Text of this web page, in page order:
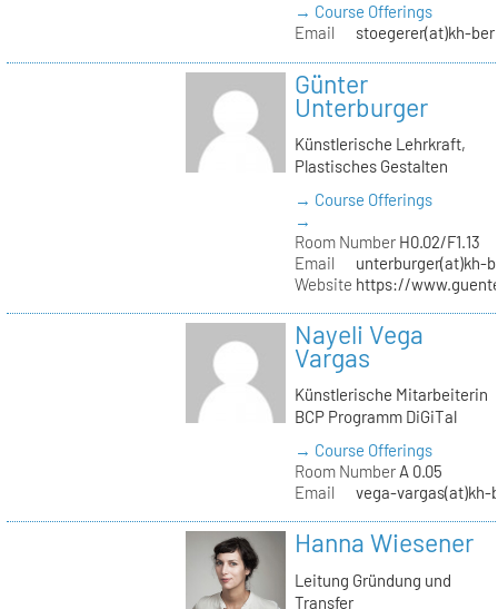
→ Course Offerings
Email
stoegerer(at)kh-
Günter
Unterburger
Künstlerische Lehrkraft,
Plastisches Gestalten
→ Course Offerings
→
Room NumberH0.02/F1.13
Email
unterburger(at)kh-
Website https://
Nayeli Vega
Vargas
Künstlerische Mitarbeiterin
BCP Programm DiGiTal
→ Course Offerings
Room NumberA 0.05
Email
vega-vargas(at)kh-
Hanna Wiesener
Leitung Gründung und
Transfer